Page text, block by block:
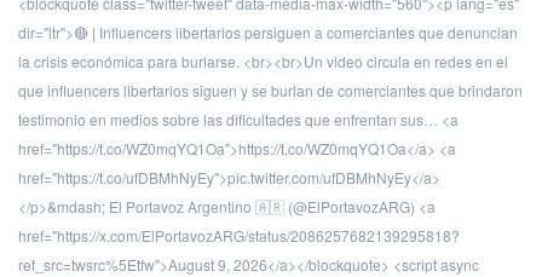
dir="ltr">🔴 | Influencers libertarios persiguen a comerciantes que denuncian
la crisis económica para burlarse. <br><br>Un video circula en redes en el
que influencers libertarios siguen y se burlan de comerciantes que brindaron
testimonio en medios sobre las dificultades que enfrentan sus… <a
href="https://t.co/WZ0mqYQ1Oa">https://t.co/WZ0mqYQ1Oa</a> <a
href="https://t.co/ufDBMhNyEy">pic.twitter.com/ufDBMhNyEy</a>
</p>&mdash; El Portavoz Argentino 🇦🇷 (@ElPortavozARG) <a
href="https://x.com/ElPortavozARG/status/2086257682139295818?
ref_src=twsrc%5Etfw">August 9, 2026</a></blockquote> <script async